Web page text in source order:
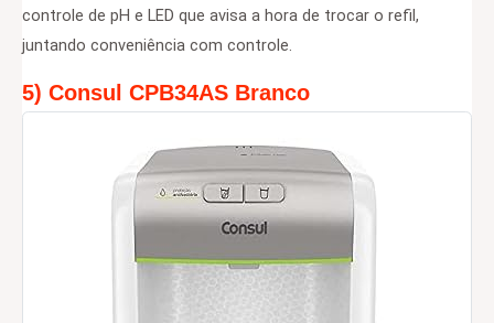
controle de pH e LED que avisa a hora de trocar o refil,
juntando conveniência com controle.
5) Consul CPB34AS Branco